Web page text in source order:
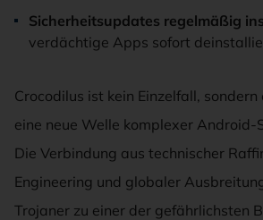
Sicherheitsupdates regelmäßig
verdächtige Apps sofort
Crocodilus ist kein Einzelfall,
eine neue Welle komplexer Android-
Die Verbindung aus technischer
Engineering und globaler
Trojaner zu einer der gefährlichsten